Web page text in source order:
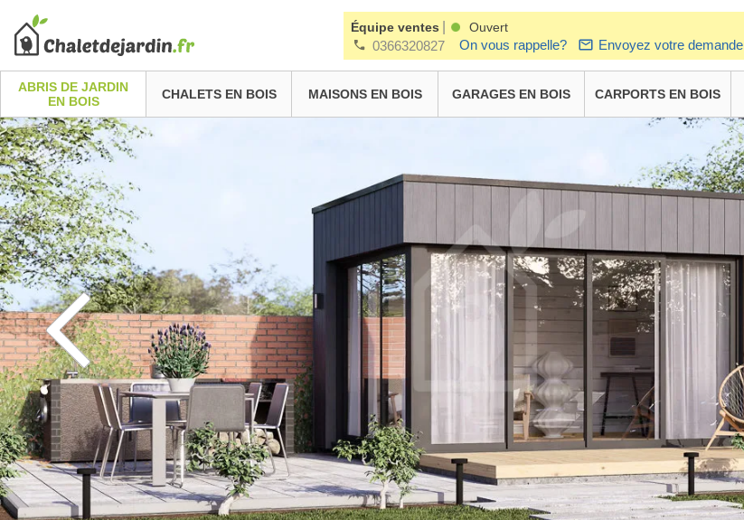
Équipe ventes Ouvert
0366320827 On vous rappelle? Envoyez votre demande
ABRIS DE JARDIN
EN BOIS
CHALETS EN BOIS MAISONS EN BOIS GARAGES EN BOIS CARPORTS EN BOIS